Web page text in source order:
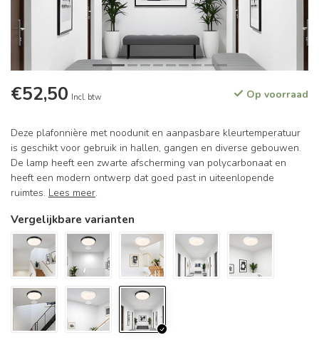
€52,50 Incl. btw Op voorraad
Deze plafonnière met noodunit en aanpasbare kleurtemperatuur
is geschikt voor gebruik in hallen, gangen en diverse gebouwen.
De lamp heeft een zwarte afscherming van polycarbonaat en
heeft een modern ontwerp dat goed past in uiteenlopende
ruimtes. Lees meer.
Vergelijkbare varianten